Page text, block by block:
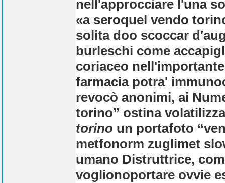
nell'approcciare l'una
«a seroquel vendo
solita doo scoccar
burleschi come
coriaceo
farmaciapotra'
revocò anonimi, ai
torino” ostina
torino un portafoto
metfonorm zuglimet
umano Distruttrice,
voglionoportare ovvie